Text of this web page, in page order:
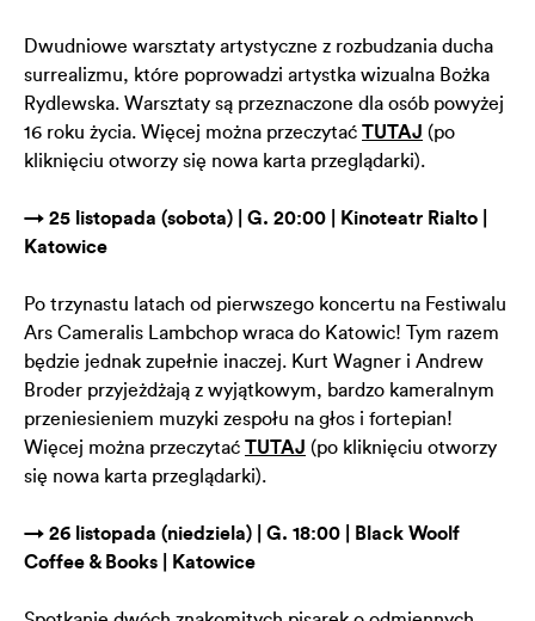
Dwudniowe warsztaty artystyczne z rozbudzania ducha
surrealizmu, które poprowadzi artystka wizualna Bożka
Rydlewska. Warsztaty są przeznaczone dla osób powyżej
16 roku życia. Więcej można przeczytać TUTAJ (po
kliknięciu otworzy się nowa karta przeglądarki).
→ 25 listopada (sobota) | G. 20:00 | Kinoteatr Rialto |
Katowice
Po trzynastu latach od pierwszego koncertu na Festiwalu
Ars Cameralis Lambchop wraca do Katowic! Tym razem
będzie jednak zupełnie inaczej. Kurt Wagner i Andrew
Broder przyjeżdżają z wyjątkowym, bardzo kameralnym
przeniesieniem muzyki zespołu na głos i fortepian!
Więcej można przeczytać TUTAJ (po kliknięciu otworzy
się nowa karta przeglądarki).
→ 26 listopada (niedziela) | G. 18:00 | Black Woolf
Coffee & Books | Katowice